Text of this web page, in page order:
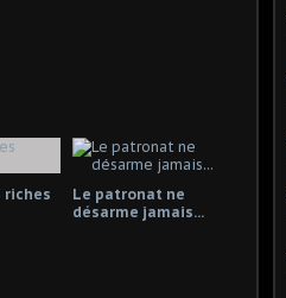
riches
Le patronat ne
désarme jamais...